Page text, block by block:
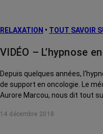
RELAXATION • TOUT SAVOIR
VIDÉO – L’hypnose
Depuis quelques années,
de support en oncologie. Le
Aurore Marcou, nous dit tout
14 décembre 2018